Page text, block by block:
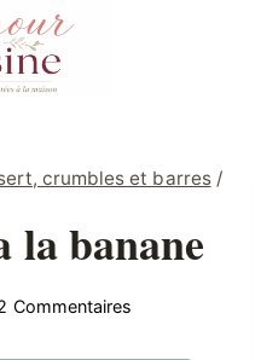
crumbles et barres /
la banane
Commentaires